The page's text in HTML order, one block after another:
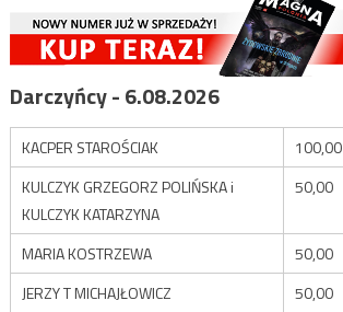
Darczyńcy - 6.08.2026
KACPER STAROŚCIAK
100,00
KULCZYK GRZEGORZ POLIŃSKA i
KULCZYK KATARZYNA
50,00
MARIA KOSTRZEWA
50,00
JERZY T MICHAJŁOWICZ
50,00